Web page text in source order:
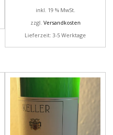
inkl. 19 % MwSt.
zzgl. Versandkosten
Lieferzeit: 3-5 Werktage